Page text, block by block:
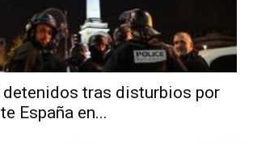
detenidos tras disturbios por
España en...